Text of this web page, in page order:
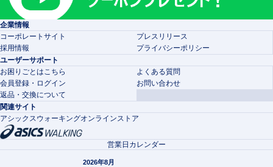
企業情報
コーポレートサイト
プレスリリース
採用情報
プライバシーポリシー
ユーザーサポート
お困りごとはこちら
よくある質問
会員登録・ログイン
お問い合わせ
返品・交換について
関連サイト
アシックスウォーキングオンラインストア
営業日カレンダー
2026年8月